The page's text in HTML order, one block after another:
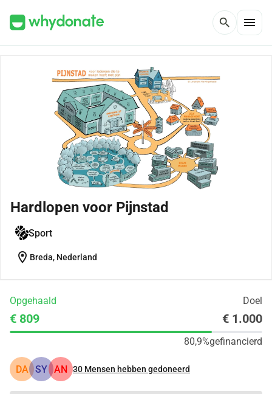
search menu
Hardlopen voor Pijnstad
Sport
location_on Breda, Nederland
Opgehaald Doel
€ 809 € 1.000
80,9%gefinancierd
DA SY AN 30 Mensen hebben gedoneerd